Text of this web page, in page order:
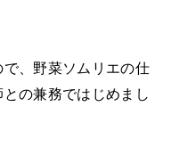
、野菜ソムリエの仕
の兼務ではじめまし